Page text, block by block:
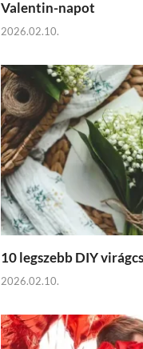
Valentin-napot
2026.02.10.
10 legszebb DIY
2026.02.10.